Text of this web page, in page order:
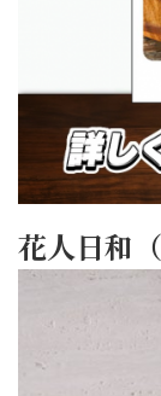
花人日和